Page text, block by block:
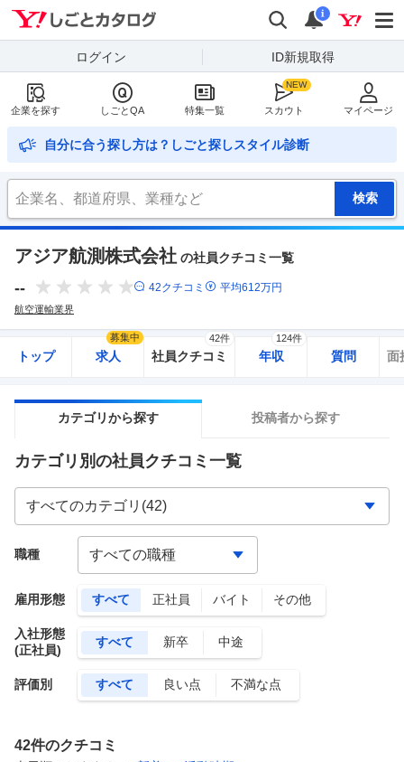
検索
通知
i
ログイン ID新規取得
企業を探す しごとQA 特集一覧 スカウト マイページ
自分に合う探し方は？しごと探しスタイル診断
アジア航測株式会社 の社員クチコミ一覧
-- 42クチコミ 平均612万円
航空運輸業界
トップ 求人
募集中
社員クチコミ
42件
年収
124件
質問 面
カテゴリから探す 投稿者から探す
カテゴリ別の社員クチコミ一覧
雇用形態 すべて 正社員 バイト その他
入社形態
(正社員)
すべて 新卒 中途
評価別 すべて 良い点 不満な点
職種
42件のクチコミ